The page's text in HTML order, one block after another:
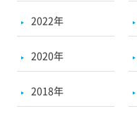
2022年
2020年
2018年